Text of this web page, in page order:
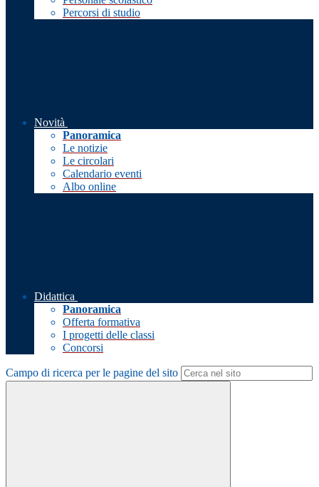
Percorsi di studio
Novità
Panoramica
Le notizie
Le circolari
Calendario eventi
Albo online
Didattica
Panoramica
Offerta formativa
I progetti delle classi
Concorsi
Campo di ricerca per le pagine del sito